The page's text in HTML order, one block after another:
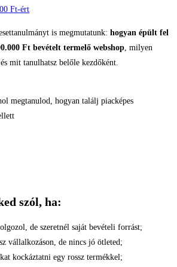
Ft-ért
is megmutatunk: hogyan épült fel
Ft bevételt termelő webshop, milyen
mit tanulhatsz belőle kezdőként.
megtanulod, hogyan találj piacképes
szól, ha:
de szeretnél saját bevételi forrást;
vállalkozáson, de nincs jó ötleted;
kockáztatni egy rossz termékkel;